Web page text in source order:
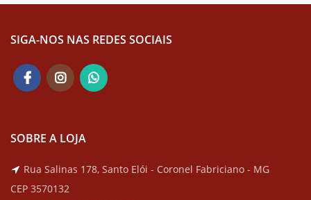
SIGA-NOS NAS REDES SOCIAIS
SOBRE A LOJA
Rua Salinas 178, Santo Elói - Coronel Fabriciano - MG
CEP 3570132